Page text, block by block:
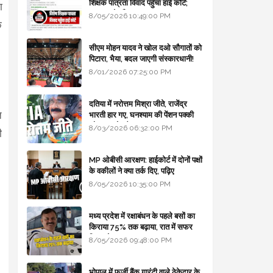
शिक्षक पात्रता विवाद पहुँचा हाई कोर्ट;
सरकार से माँगा जवाब
8/05/2026 10:49:00 PM
सीएम मोहन यादव ने खोल दओ सौगातों को
पिटारा, भैया, बदल जाएगी संस्कारधानी!
8/01/2026 07:25:00 PM
दतिया में नरोत्तम मिश्रा जीते, राजेंद्र
भारती हार गए, घनश्याम की पेंशन पक्की
और आशुतोष बैक टू...
8/03/2026 06:32:00 PM
MP ओबीसी आरक्षण: हाईकोर्ट में दोनों पक्षों
के वकीलों ने क्या तर्क दिए, पढ़िए
8/05/2026 10:35:00 PM
मध्य प्रदेश में रक्षाबंधन के पहले बसों का
किराया 75% तक बढ़ाया, रात में सफर
किया तो 10% एक्स्ट्रा
8/05/2026 09:48:00 PM